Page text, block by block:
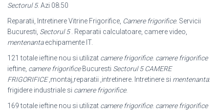
Sectorul 5. Azi 08:50
Reparatii, Intretinere Vitrine Frigorifice, Camere frigorifice. Servicii
Bucuresti, Sectorul 5. Reparatii calculatoare, camere video,
mentenantaechipamente IT.
121 totale ieftine nou si utilizat camere frigorifice. camere frigorifice
ieftine, camere frigorificeBucuresti Sectorul 5 CAMERE
FRIGORIFICE,montaj,reparatii ,intretinere. Intretinere si mentenanta:
frigidere industriale si camere frigorifice.
169 totale ieftine nou si utilizat camere frigorifice. camere frigorifice